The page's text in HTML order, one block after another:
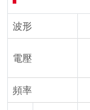
波形
電壓
頻率